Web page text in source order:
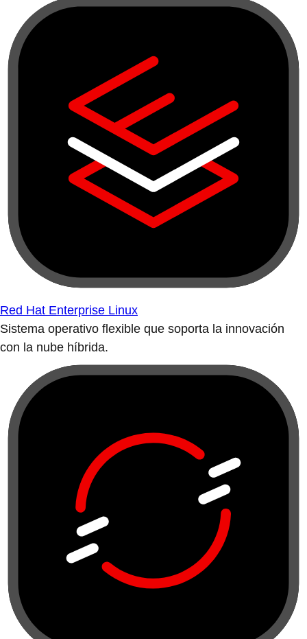
Red Hat Enterprise Linux
Sistema operativo flexible que soporta la innovación
con la nube híbrida.